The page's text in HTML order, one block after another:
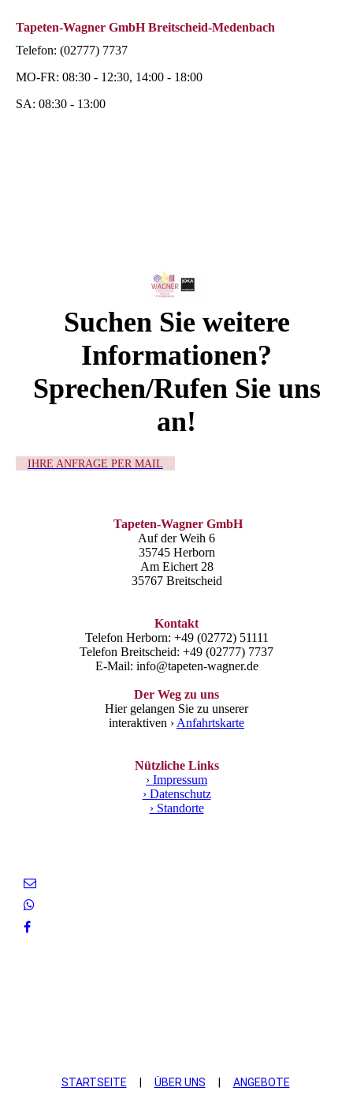
Tapeten-Wagner GmbH Breitscheid-Medenbach
Telefon: (02777) 7737
MO-FR: 08:30 - 12:30, 14:00 - 18:00
SA: 08:30 - 13:00
Suchen Sie weitere
Informationen?
Sprechen/Rufen Sie uns
an!
IHRE ANFRAGE PER MAIL
Tapeten-Wagner GmbH
Auf der Weih 6
35745 Herborn
Am Eichert 28
35767 Breitscheid
Kontakt
Telefon Herborn: +49 (02772) 51111
Telefon Breitscheid: +49 (02777) 7737
E-Mail: info@tapeten-wagner.de
Der Weg zu uns
Hier gelangen Sie zu unserer
interaktiven ›Anfahrtskarte
Nützliche Links
› Impressum
› Datenschutz
› Standorte
STARTSEITE ÜBER UNS ANGEBOTE